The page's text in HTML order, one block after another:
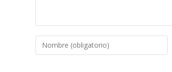
Introduce
tu